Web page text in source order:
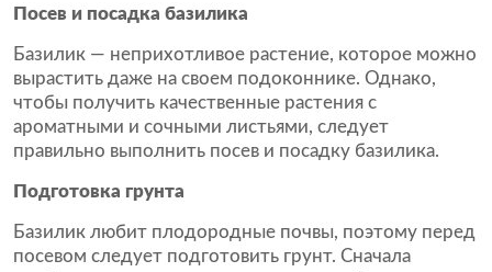
Посев и посадка базилика
Базилик — неприхотливое растение, которое можно
вырастить даже на своем подоконнике. Однако,
чтобы получить качественные растения с
ароматными и сочными листьями, следует
правильно выполнить посев и посадку базилика.
Подготовка грунта
Базилик любит плодородные почвы, поэтому перед
посевом следует подготовить грунт. Сначала